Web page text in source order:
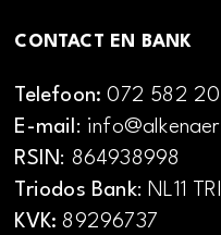
CONTACT EN BANK
Telefoon:072 582
E-mail:
RSIN: 864938998
Triodos Bank: NL11
KVK: 89296737